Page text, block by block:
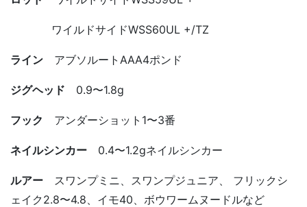
ワイルドサイドWSS60UL +/TZ
ライン アブソルートAAA4ポンド
ジグヘッド 0.9〜1.8g
フック アンダーショット1〜3番
ネイルシンカー 0.4〜1.2gネイルシンカー
ルアー スワンプミニ、スワンプジュニア、 フリックシ
ェイク2.8〜4.8、イモ40、ボウワームヌードルなど